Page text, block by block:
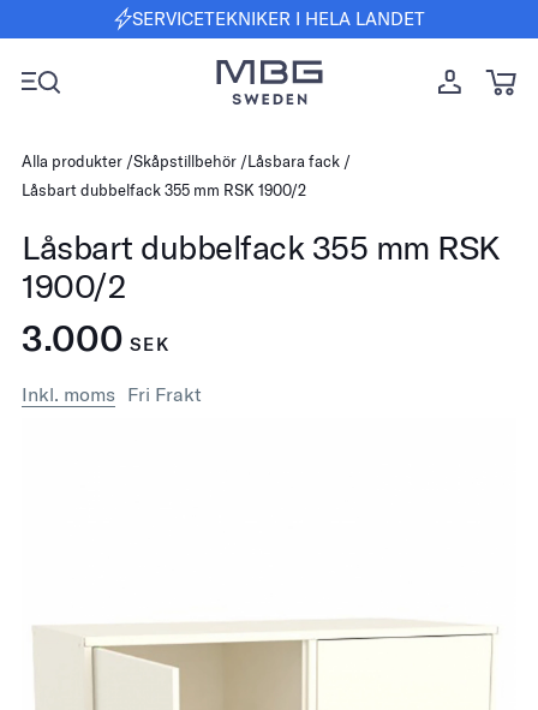
SERVICETEKNIKER I HELA LANDET
Alla produkter Skåpstillbehör
Låsbara fack
Låsbart dubbelfack 355 mm RSK 1900/2
Låsbart dubbelfack 355 mm RSK
1900/2
3.000 SEK
Inkl. moms Fri Frakt